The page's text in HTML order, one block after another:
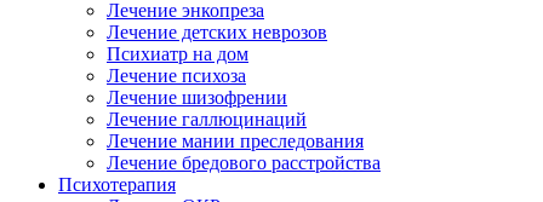
Лечение энкопреза
Лечение детских неврозов
Психиатр на дом
Лечение психоза
Лечение шизофрении
Лечение галлюцинаций
Лечение мании преследования
Лечение бредового расстройства
Психотерапия